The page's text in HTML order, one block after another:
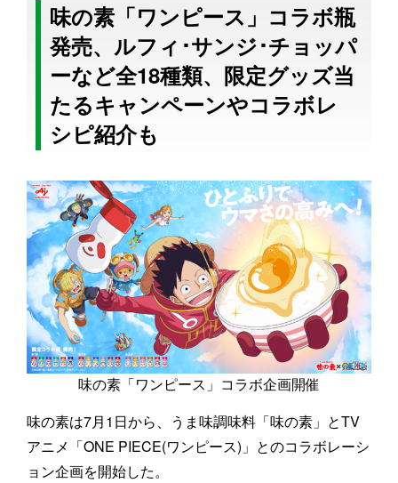
味の素「ワンピース」コラボ瓶
発売、ルフィ･サンジ･チョッパ
ーなど全18種類、限定グッズ当
たるキャンペーンやコラボレ
シピ紹介も
味の素「ワンピース」コラボ企画開催
味の素は7月1日から、うま味調味料「味の素」とTV
アニメ「ONE PIECE(ワンピース)」とのコラボレーシ
ョン企画を開始した。